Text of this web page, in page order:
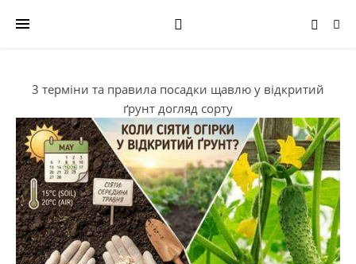
3 терміни та правила посадки щавлю у відкритий
ґрунт догляд сорту